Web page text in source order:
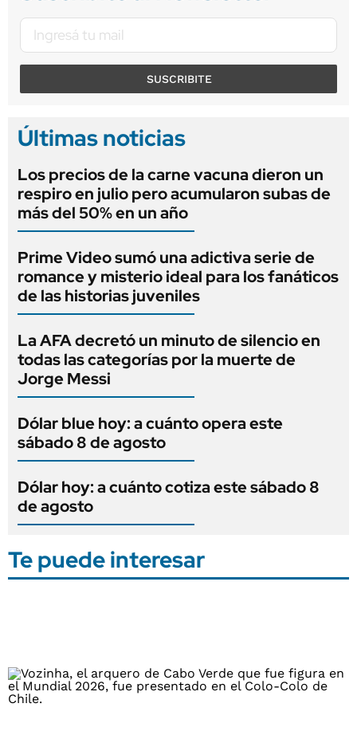
SUSCRIBITE
Últimas noticias
Los precios de la carne vacuna dieron un
respiro en julio pero acumularon subas de
más del 50% en un año
Prime Video sumó una adictiva serie de
romance y misterio ideal para los fanáticos
de las historias juveniles
La AFA decretó un minuto de silencio en
todas las categorías por la muerte de
Jorge Messi
Dólar blue hoy: a cuánto opera este
sábado 8 de agosto
Dólar hoy: a cuánto cotiza este sábado 8
de agosto
Te puede interesar